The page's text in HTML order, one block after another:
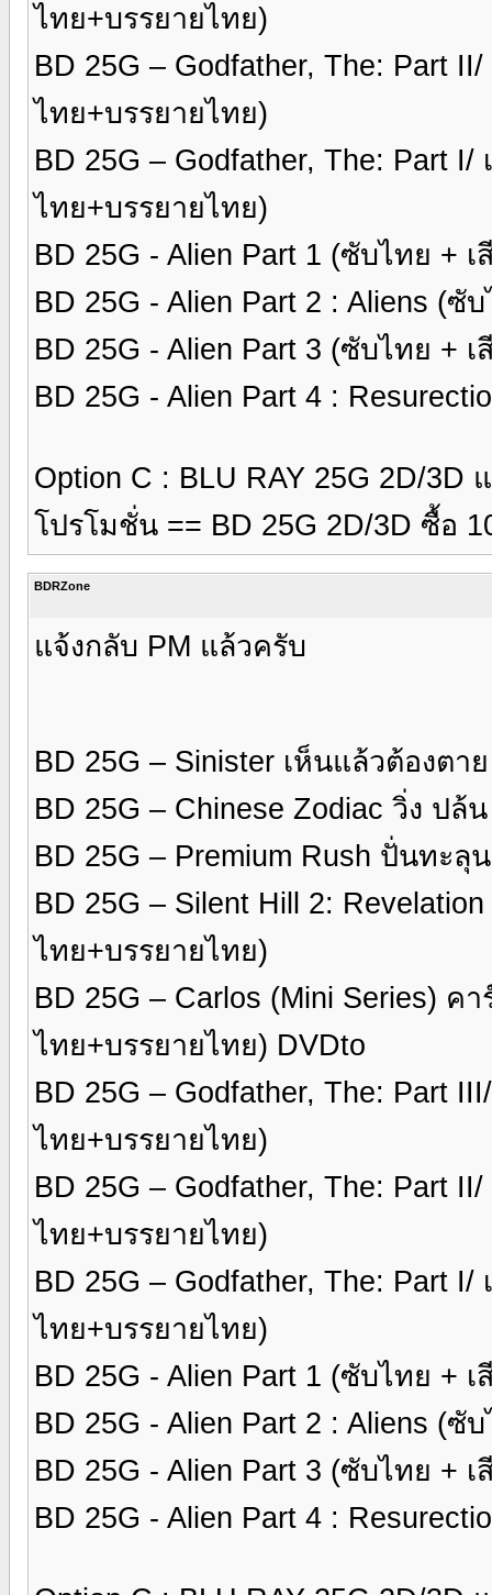
ไทย+บรรยายไทย)
BD 25G – Godfather, The: Part
ไทย+บรรยายไทย)
BD 25G – Godfather, The: Part
ไทย+บรรยายไทย)
BD 25G - Alien Part 1 (ซับไทย + เ
BD 25G - Alien Part 2 : Aliens (ซั
BD 25G - Alien Part 3 (ซับไทย + เ
BD 25G - Alien Part 4 :
Option C : BLU RAY 25G 2D/3D
โปรโมชั่น == BD 25G 2D/3D ซื้อ
BDRZone
แจ้งกลับ PM แล้วครับ
BD 25G – Sinister เห็นแล้วต้องตา
BD 25G – Chinese Zodiac วิ่ง ป
BD 25G – Premium Rush ปั่นทะลุ
BD 25G – Silent Hill 2:
ไทย+บรรยายไทย)
BD 25G – Carlos (Mini Series)
ไทย+บรรยายไทย) DVDto
BD 25G – Godfather, The: Part
ไทย+บรรยายไทย)
BD 25G – Godfather, The: Part
ไทย+บรรยายไทย)
BD 25G – Godfather, The: Part
ไทย+บรรยายไทย)
BD 25G - Alien Part 1 (ซับไทย + เ
BD 25G - Alien Part 2 : Aliens (ซั
BD 25G - Alien Part 3 (ซับไทย + เ
BD 25G - Alien Part 4 :